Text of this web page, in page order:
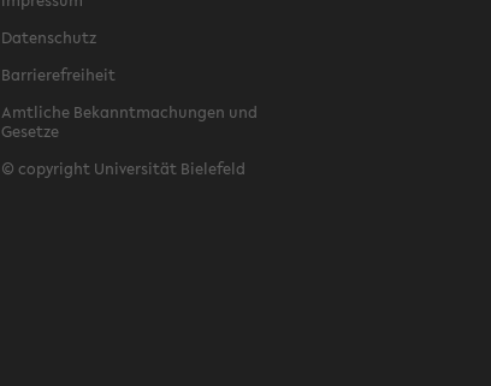
Datenschutz
Barrierefreiheit
Amtliche Bekanntmachungen und
Gesetze
© copyright Universität Bielefeld